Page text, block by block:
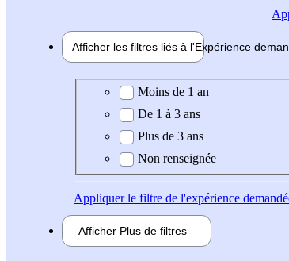
Afficher les filtres liés à l'Expérience
Expérience demandée
Moins de 1 an
De 1 à 3 ans
Plus de 3 ans
Non renseignée
Appliquerle filtre de l'expérience
Afficher Plus de filtres